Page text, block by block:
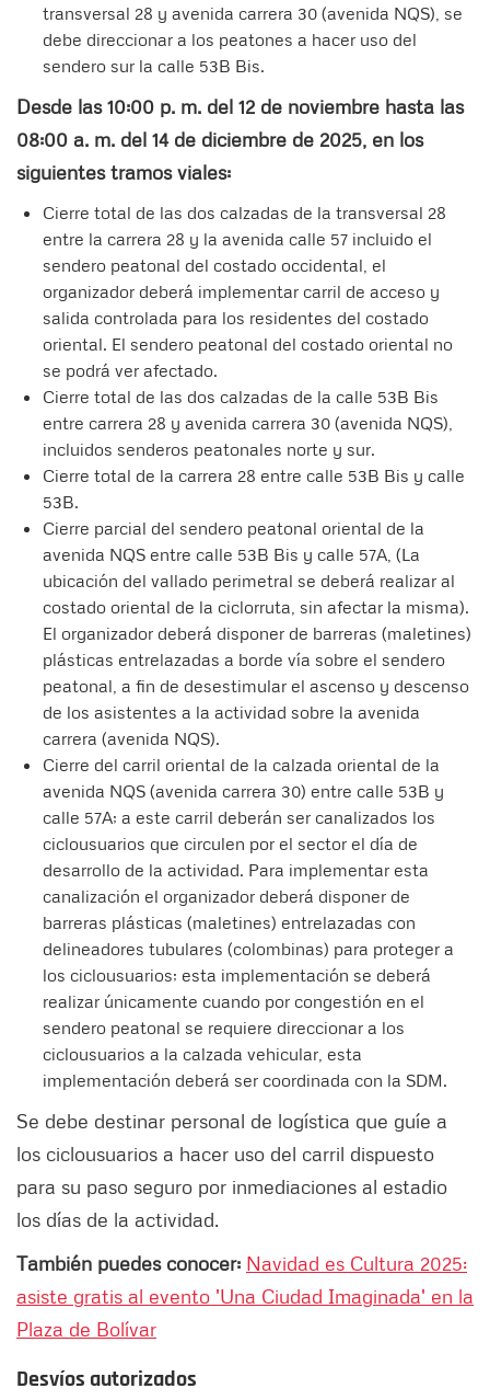
transversal 28 y avenida carrera 30 (avenida NQS), se
debe direccionar a los peatones a hacer uso del
sendero sur la calle 53B Bis.
Desde las 10:00 p. m. del 12 de noviembre hasta las
08:00 a. m. del 14 de diciembre de 2025, en los
siguientes tramos viales:
Cierre total de las dos calzadas de la transversal 28
entre la carrera 28 y la avenida calle 57 incluido el
sendero peatonal del costado occidental, el
organizador deberá implementar carril de acceso y
salida controlada para los residentes del costado
oriental. El sendero peatonal del costado oriental no
se podrá ver afectado.
Cierre total de las dos calzadas de la calle 53B Bis
entre carrera 28 y avenida carrera 30 (avenida NQS),
incluidos senderos peatonales norte y sur.
Cierre total de la carrera 28 entre calle 53B Bis y calle
53B.
Cierre parcial del sendero peatonal oriental de la
avenida NQS entre calle 53B Bis y calle 57A, (La
ubicación del vallado perimetral se deberá realizar al
costado oriental de la ciclorruta, sin afectar la misma).
El organizador deberá disponer de barreras (maletines)
plásticas entrelazadas a borde vía sobre el sendero
peatonal, a fin de desestimular el ascenso y descenso
de los asistentes a la actividad sobre la avenida
carrera (avenida NQS).
Cierre del carril oriental de la calzada oriental de la
avenida NQS (avenida carrera 30) entre calle 53B y
calle 57A; a este carril deberán ser canalizados los
ciclousuarios que circulen por el sector el día de
desarrollo de la actividad. Para implementar esta
canalización el organizador deberá disponer de
barreras plásticas (maletines) entrelazadas con
delineadores tubulares (colombinas) para proteger a
los ciclousuarios; esta implementación se deberá
realizar únicamente cuando por congestión en el
sendero peatonal se requiere direccionar a los
ciclousuarios a la calzada vehicular, esta
implementación deberá ser coordinada con la SDM.
Se debe destinar personal de logística que guíe a
los ciclousuarios a hacer uso del carril dispuesto
para su paso seguro por inmediaciones al estadio
los días de la actividad.
También puedes conocer: Navidad es Cultura 2025:
asiste gratis al evento 'Una Ciudad Imaginada' en la
Plaza de Bolívar
Desvíos autorizados